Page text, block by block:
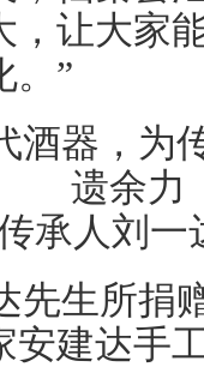
，让大家
。”
承人刘
先生所捐
安建达手